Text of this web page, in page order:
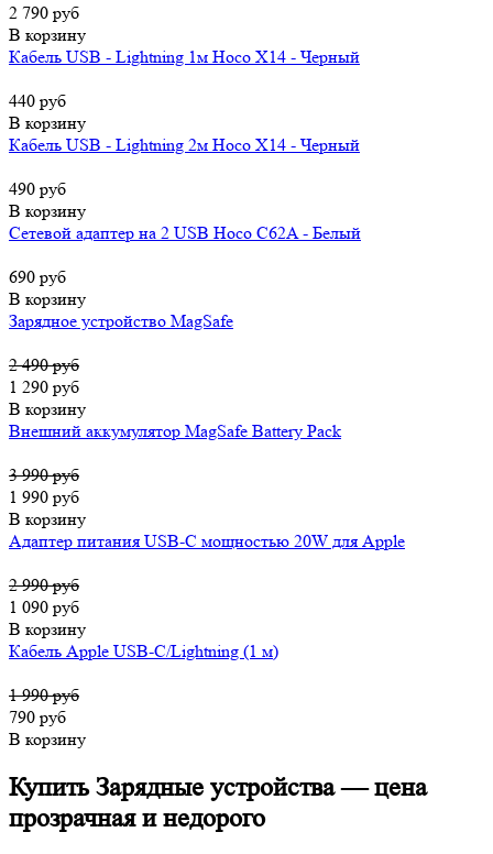
2 790 руб
В корзину
Кабель USB - Lightning 1м Hoco X14 - Черный
440 руб
В корзину
Кабель USB - Lightning 2м Hoco X14 - Черный
490 руб
В корзину
Сетевой адаптер на 2 USB Hoco C62A - Белый
690 руб
В корзину
Зарядное устройство MagSafe
2 490 руб
1 290 руб
В корзину
Внешний аккумулятор MagSafe Battery Pack
3 990 руб
1 990 руб
В корзину
Адаптер питания USB-C мощностью 20W для Apple
2 990 руб
1 090 руб
В корзину
Кабель Apple USB-C/Lightning (1 м)
1 990 руб
790 руб
В корзину
Купить Зарядные устройства — цена
прозрачная и недорого